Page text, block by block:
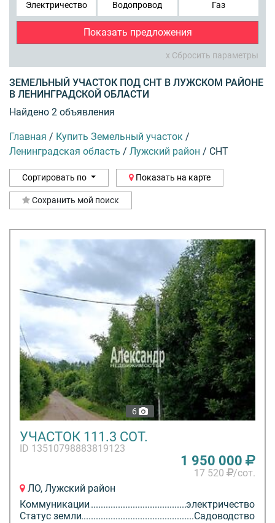
Электричество Водопровод Газ
Показать предложения
x Сбросить параметры
ЗЕМЕЛЬНЫЙ УЧАСТОК ПОД СНТ В ЛУЖСКОМ РАЙОНЕ
В ЛЕНИНГРАДСКОЙ ОБЛАСТИ
Найдено 2 объявления
Главная / Купить Земельный участок /
Ленинградская область / Лужский район / СНТ
Сортировать по Показать на карте
Сохранить мой поиск
6
УЧАСТОК 111.3 СОТ.
ID 13510798883819123
1 950 000
17 520
/сот.
ЛО, Лужский район
Коммуникации
электричество
Статус земли
Садоводство